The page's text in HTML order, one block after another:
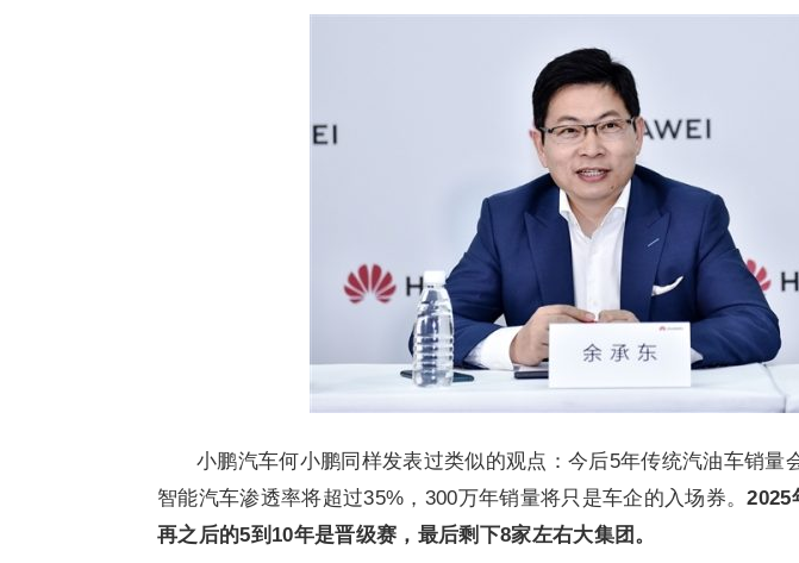
小鹏汽车何小鹏同样发表过类似的观点：今后5年传统汽油车销量
智能汽车渗透率将超过35%，300万年销量将只是车企的入场券。2025
再之后的5到10年是晋级赛，最后剩下8家左右大集团。